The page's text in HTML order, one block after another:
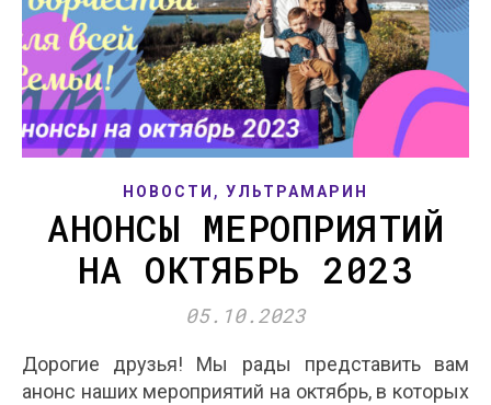
НОВОСТИ , УЛЬТРАМАРИН
АНОНСЫ МЕРОПРИЯТИЙ
НА ОКТЯБРЬ 2023
05.10.2023
Дорогие друзья! Мы рады представить вам
анонс наших мероприятий на октябрь, в которых